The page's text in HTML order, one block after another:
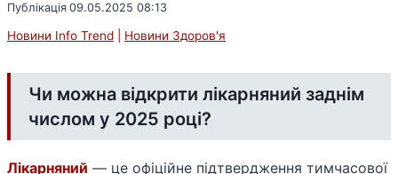
Публікація 09.05.2025 08:13
Новини Info Trend Новини Здоров'я
Чи можна відкрити лікарняний заднім
числом у 2025 році?
Лікарняний — це офіційне підтвердження тимчасової